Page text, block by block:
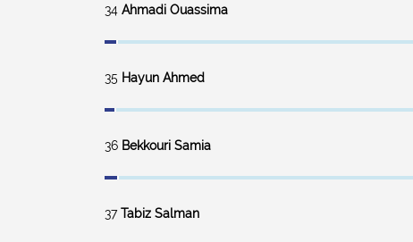
34 Ahmadi Ouassima
35 Hayun Ahmed
36 Bekkouri Samia
37 Tabiz Salman